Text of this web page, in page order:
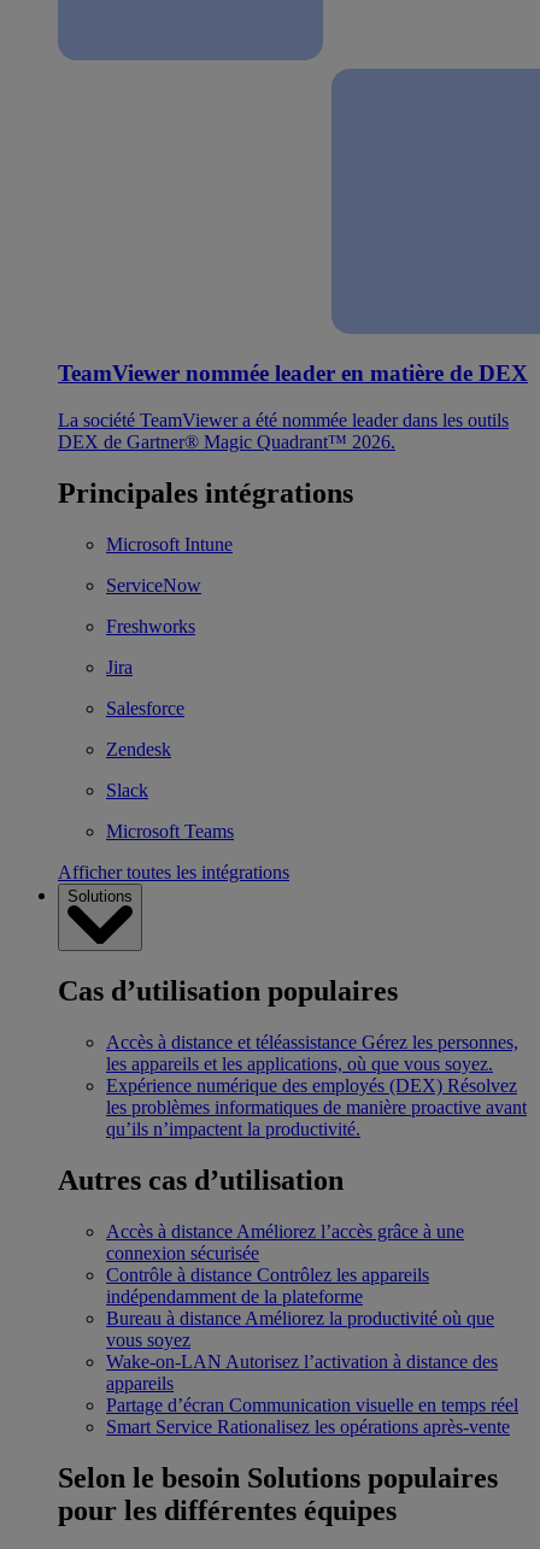
TeamViewer nommée leader en matière de DEX
La société TeamViewer a été nommée leader dans les outils
DEX de Gartner® Magic Quadrant™ 2026.
Principales intégrations
Microsoft Intune
ServiceNow
Freshworks
Jira
Salesforce
Zendesk
Slack
Microsoft Teams
Afficher toutes les intégrations
Solutions
Cas d’utilisation populaires
Accès à distance et téléassistance Gérez les personnes,
les appareils et les applications, où que vous soyez.
Expérience numérique des employés (DEX) Résolvez
les problèmes informatiques de manière proactive avant
qu’ils n’impactent la productivité.
Autres cas d’utilisation
Accès à distance Améliorez l’accès grâce à une
connexion sécurisée
Contrôle à distance Contrôlez les appareils
indépendamment de la plateforme
Bureau à distance Améliorez la productivité où que
vous soyez
Wake-on-LAN Autorisez l’activation à distance des
appareils
Partage d’écran Communication visuelle en temps réel
Smart Service Rationalisez les opérations après-vente
Selon le besoin Solutions populaires
pour les différentes équipes